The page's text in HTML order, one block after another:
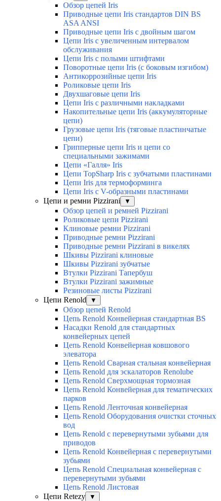
Обзор цепей Iris
Приводные цепи Iris стандартов DIN BS
ASA ANSI
Приводные цепи Iris с двойным шагом
Цепи Iris с увеличенным интервалом
обслуживания
Цепи Iris с полыми штифтами
Поворотные цепи Iris (с боковым изгибом)
Антикоррозийные цепи Iris
Роликовые цепи Iris
Двухшаговые цепи Iris
Цепи Iris с различными накладками
Накопительные цепи Iris (аккумуляторные
цепи)
Грузовые цепи Iris (тяговые пластинчатые
цепи)
Грипперные цепи Iris и цепи со
специальными зажимами
Цепи «Галля» Iris
Цепи TopSharp Iris с зубчатыми пластинами
Цепи Iris для термоформинга
Цепи Iris с V-образными пластинами
Цепи и ремни Pizzirani
▼
Обзор цепей и ремней Pizzirani
Роликовые цепи Pizzirani
Клиновые ремни Pizzirani
Приводные ремни Pizzirani
Приводные ремни Pizzirani в викелях
Шкивы Pizzirani клиновые
Шкивы Pizzirani зубчатые
Втулки Pizzirani Тапербуш
Втулки Pizzirani зажимные
Резиновые листы Pizzirani
Цепи Renold
▼
Обзор цепей Renold
Цепь Renold Конвейерная стандартная BS
Насадки Renold для стандартных
конвейерных цепей
Цепь Renold Конвейерная ковшового
элеватора
Цепь Renold Сварная стальная конвейерная
Цепь Renold для эскалаторов Renolube
Цепь Renold Сверхмощная тормозная
Цепь Renold Конвейерная для тематических
парков
Цепь Renold Ленточная конвейерная
Цепь Renold Оборудования очистки сточных
вод
Цепь Renold с перевернутыми зубьями для
приводов
Цепь Renold Конвейерная с перевернутыми
зубьями
Цепь Renold Специальная конвейерная с
перевернутыми зубьями
Цепь Renold Листовая
Цепи Retezy
▼